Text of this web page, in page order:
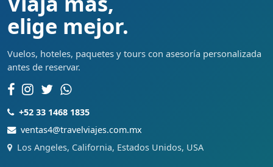
elige mejor.
Vuelos, hoteles, paquetes y tours con asesoría personalizada
antes de reservar.
+52 33 1468 1835
ventas4@travelviajes.com.mx
Los Angeles, California, Estados Unidos, USA